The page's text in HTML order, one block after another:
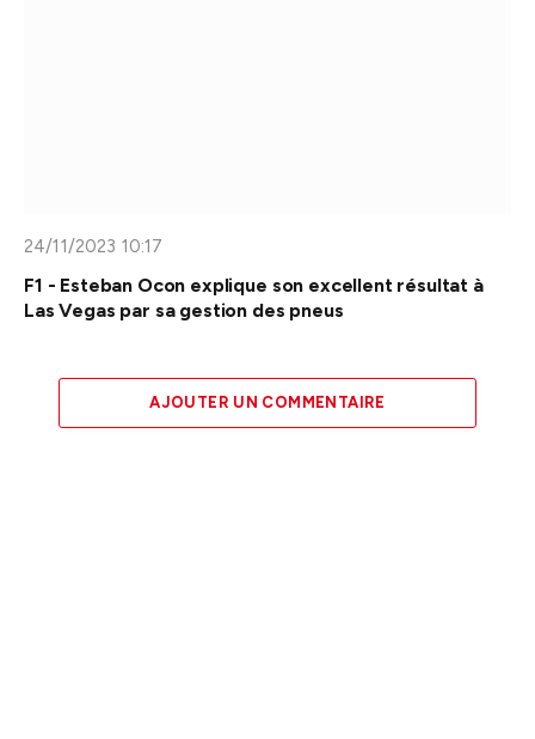
24/11/2023 10:17
F1 - Esteban Ocon explique son excellent résultat à
Las Vegas par sa gestion des pneus
AJOUTER UN COMMENTAIRE